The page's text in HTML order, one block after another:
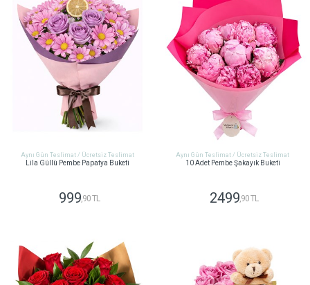
Aynı Gün Teslimat / Ücretsiz Teslimat
Lila Güllü Pembe Papatya Buketi
999,90 TL
Aynı Gün Teslimat / Ücretsiz Teslimat
10 Adet Pembe Şakayık Buketi
2499,90 TL